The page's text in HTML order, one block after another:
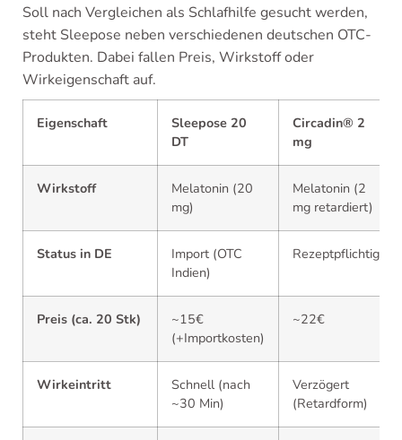
Soll nach Vergleichen als Schlafhilfe gesucht werden,
steht Sleepose neben verschiedenen deutschen OTC-
Produkten. Dabei fallen Preis, Wirkstoff oder
Wirkeigenschaft auf.
Eigenschaft
Sleepose 20
DT
Circadin® 2
mg
Wirkstoff
Melatonin (20
mg)
Melatonin (2
mg retardiert)
Status in DE
Import (OTC
Indien)
Rezeptpflichtig
Preis (ca. 20 Stk)
~15€
(+Importkosten)
~22€
Wirkeintritt
Schnell (nach
~30 Min)
Verzögert
(Retardform)